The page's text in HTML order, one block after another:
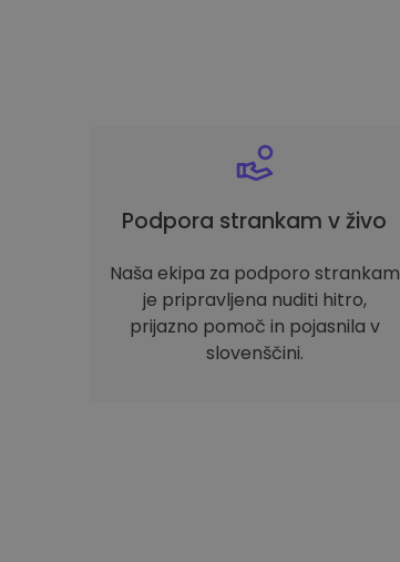
Podpora strankam v živo
Naša ekipa za podporo strankam
je pripravljena nuditi hitro,
prijazno pomoč in pojasnila v
slovenščini.